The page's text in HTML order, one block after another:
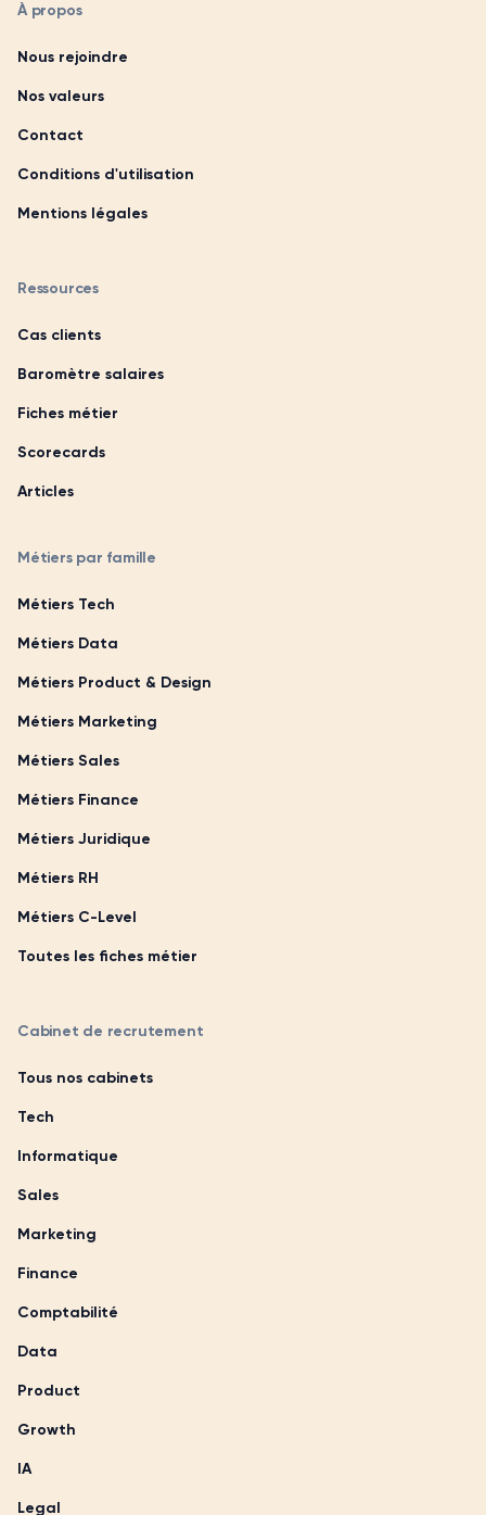
À propos
Nous rejoindre
Nos valeurs
Contact
Conditions d'utilisation
Mentions légales
Ressources
Cas clients
Baromètre salaires
Fiches métier
Scorecards
Articles
Métiers par famille
Métiers Tech
Métiers Data
Métiers Product & Design
Métiers Marketing
Métiers Sales
Métiers Finance
Métiers Juridique
Métiers RH
Métiers C-Level
Toutes les fiches métier
Cabinet de recrutement
Tous nos cabinets
Tech
Informatique
Sales
Marketing
Finance
Comptabilité
Data
Product
Growth
IA
Legal